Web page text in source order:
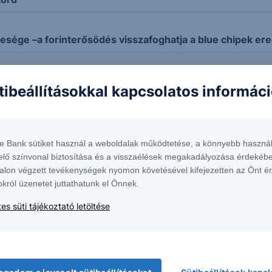
–a forinterősödés visszafoghatja a blue chipek
a sor
a Dow Jones
fémek és globális kockázatok fókuszban - Erste
csoport
örömét
kapcsolatos
Bank sütiket használ a weboldalak működtetése, a könnyebb
színvonal biztosítása és a visszaélések megakadályozása
végzett tevékenységek nyomon követésével kifejezetten az Önt
üzenetet juttathatunk el Önnek.
süti tájékoztató letöltése